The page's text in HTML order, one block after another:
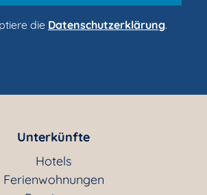
die Datenschutzerklärung.
Unterkünfte
Hotels
Ferienwohnungen